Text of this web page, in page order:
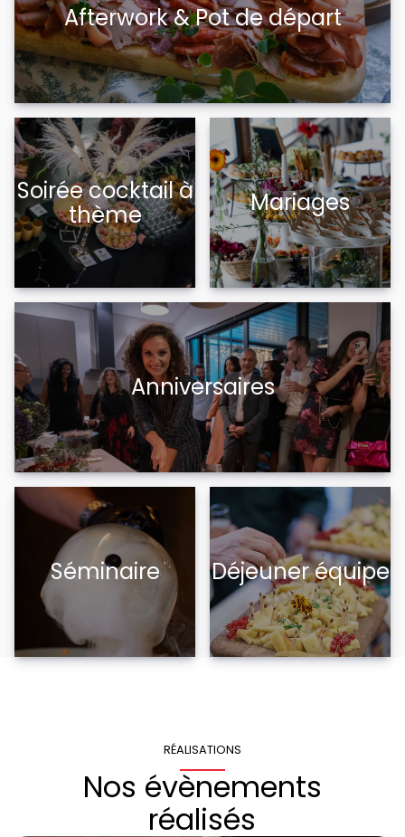
Afterwork & Pot de départ
Soirée cocktail à
thème
Mariages
Anniversaires
Séminaire Déjeuner équipe
RÉALISATIONS
Nos évènements
réalisés